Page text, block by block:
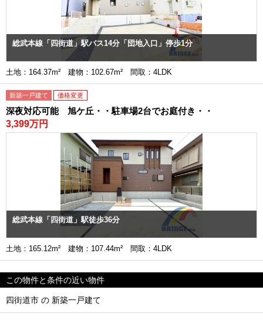
総武本線「四街道」駅バス14分「団地入口」停歩1分
土地：164.37m² 建物：102.67m² 間取：4LDK
新築一戸建て 価格変更
深夜対応可能 旭ケ丘・・駐車場2台でお庭付き・・
3,399万円
総武本線「四街道」駅徒歩36分
土地：165.12m² 建物：107.44m² 間取：4LDK
この物件と条件の近い物件
四街道市 の 新築一戸建て